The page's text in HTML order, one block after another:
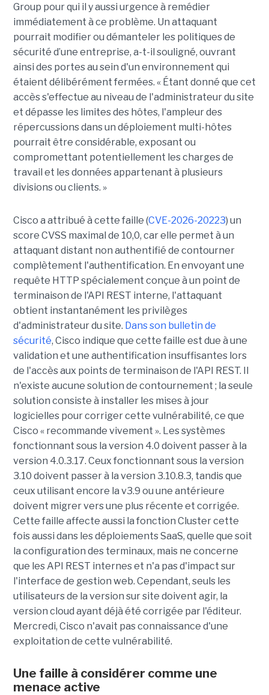
Group pour qui il y aussi urgence à remédier
immédiatement à ce problème. Un attaquant
pourrait modifier ou démanteler les politiques de
sécurité d’une entreprise, a-t-il souligné, ouvrant
ainsi des portes au sein d'un environnement qui
étaient délibérément fermées. « Étant donné que cet
accès s'effectue au niveau de l'administrateur du site
et dépasse les limites des hôtes, l'ampleur des
répercussions dans un déploiement multi-hôtes
pourrait être considérable, exposant ou
compromettant potentiellement les charges de
travail et les données appartenant à plusieurs
divisions ou clients. »
Cisco a attribué à cette faille (CVE-2026-20223) un
score CVSS maximal de 10,0, car elle permet à un
attaquant distant non authentifié de contourner
complètement l'authentification. En envoyant une
requête HTTP spécialement conçue à un point de
terminaison de l'API REST interne, l'attaquant
obtient instantanément les privilèges
d'administrateur du site. Dans son bulletin de
sécurité, Cisco indique que cette faille est due à une
validation et une authentification insuffisantes lors
de l'accès aux points de terminaison de l'API REST. Il
n'existe aucune solution de contournement ; la seule
solution consiste à installer les mises à jour
logicielles pour corriger cette vulnérabilité, ce que
Cisco « recommande vivement ». Les systèmes
fonctionnant sous la version 4.0 doivent passer à la
version 4.0.3.17. Ceux fonctionnant sous la version
3.10 doivent passer à la version 3.10.8.3, tandis que
ceux utilisant encore la v3.9 ou une antérieure
doivent migrer vers une plus récente et corrigée.
Cette faille affecte aussi la fonction Cluster cette
fois aussi dans les déploiements SaaS, quelle que soit
la configuration des terminaux, mais ne concerne
que les API REST internes et n'a pas d'impact sur
l'interface de gestion web. Cependant, seuls les
utilisateurs de la version sur site doivent agir, la
version cloud ayant déjà été corrigée par l'éditeur.
Mercredi, Cisco n'avait pas connaissance d'une
exploitation de cette vulnérabilité.
Une faille à considérer comme une
menace active